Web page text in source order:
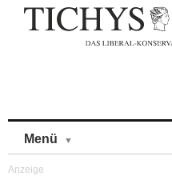
Menü